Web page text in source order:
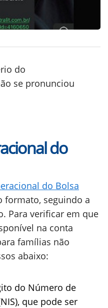
do
se pronunciou
do
do Bolsa
formato, seguindo a
Para verificar em que
na conta
famílias não
abaixo:
do Número de
que pode ser